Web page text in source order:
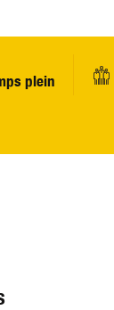
plein